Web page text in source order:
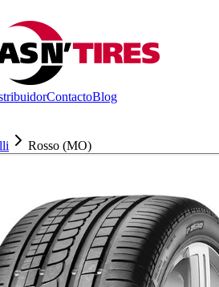
ContactoBlog
Rosso (MO)